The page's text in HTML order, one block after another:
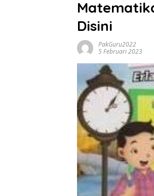
Disini
PakGuru2022
5 Februari 2023